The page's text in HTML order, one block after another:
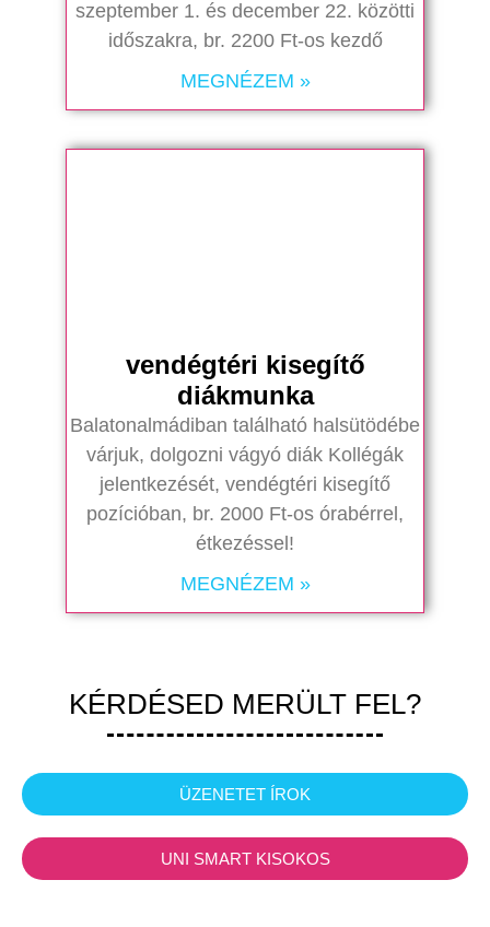
szeptember 1. és december 22. közötti
időszakra, br. 2200 Ft-os kezdő
MEGNÉZEM »
vendégtéri kisegítő
diákmunka
Balatonalmádiban található halsütödébe
várjuk, dolgozni vágyó diák Kollégák
jelentkezését, vendégtéri kisegítő
pozícióban, br. 2000 Ft-os órabérrel,
étkezéssel!
MEGNÉZEM »
KÉRDÉSED MERÜLT FEL?
ÜZENETET ÍROK
UNI SMART KISOKOS